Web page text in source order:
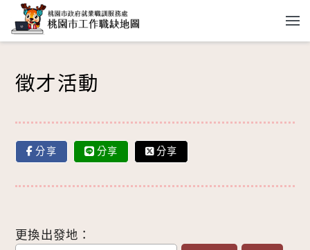
跳到主要內容
徵才活動
分享 分享 分享
更換出發地：